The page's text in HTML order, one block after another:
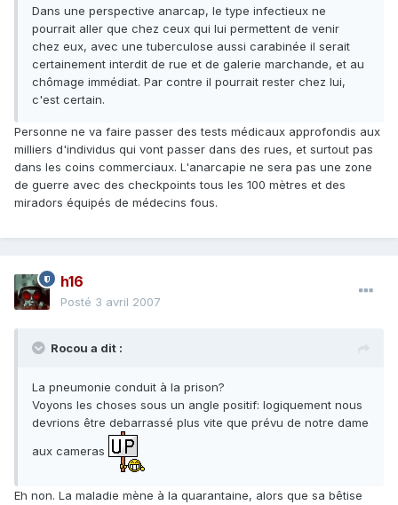
Dans une perspective anarcap, le type infectieux ne
pourrait aller que chez ceux qui lui permettent de venir
chez eux, avec une tuberculose aussi carabinée il serait
certainement interdit de rue et de galerie marchande, et au
chômage immédiat. Par contre il pourrait rester chez lui,
c'est certain.
Personne ne va faire passer des tests médicaux approfondis aux
milliers d'individus qui vont passer dans des rues, et surtout pas
dans les coins commerciaux. L'anarcapie ne sera pas une zone
de guerre avec des checkpoints tous les 100 mètres et des
miradors équipés de médecins fous.
h16
Posté 3 avril 2007
Rocou a dit :
La pneumonie conduit à la prison?
Voyons les choses sous un angle positif: logiquement nous
devrions être debarrassé plus vite que prévu de notre dame
aux cameras
Eh non. La maladie mène à la quarantaine, alors que sa bêtise